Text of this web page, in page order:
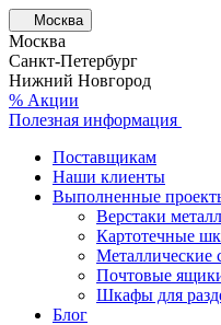
Москва
Москва
Санкт-Петербург
Нижний Новгород
% Акции
Полезная информация
Поставщикам
Наши клиенты
Выполненные
Верстаки
Картотечные
Металлические
Почтовые
Шкафы для
Блог